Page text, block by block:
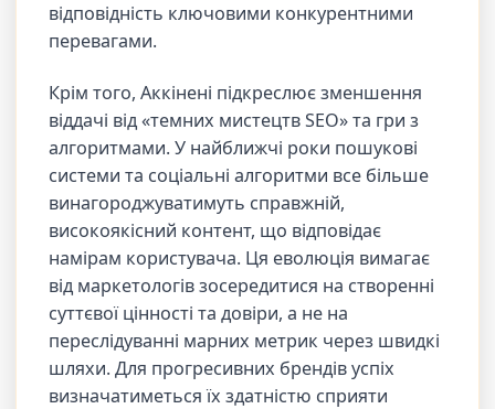
відповідність ключовими конкурентними
перевагами.
Крім того, Аккінені підкреслює зменшення
віддачі від «темних мистецтв SEO» та гри з
алгоритмами. У найближчі роки пошукові
системи та соціальні алгоритми все більше
винагороджуватимуть справжній,
високоякісний контент, що відповідає
намірам користувача. Ця еволюція вимагає
від маркетологів зосередитися на створенні
суттєвої цінності та довіри, а не на
переслідуванні марних метрик через швидкі
шляхи. Для прогресивних брендів успіх
визначатиметься їх здатністю сприяти